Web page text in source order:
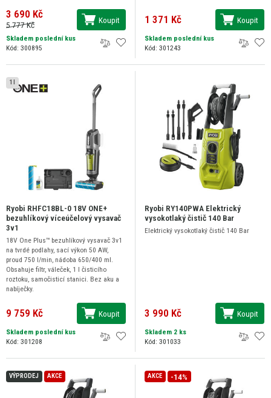
3 690 Kč
5 777 Kč
Koupit
Skladem poslední kus
Kód: 300895
1 371 Kč Koupit
Skladem poslední kus
Kód: 301243
1 l
Ryobi RHFC18BL-0 18V ONE+
bezuhlíkový víceúčelový vysavač
3v1
18V One Plus™ bezuhlíkový vysavač 3v1
na tvrdé podlahy, sací výkon 50 AW,
proud 750 l/min, nádoba 650/400 ml.
Obsahuje filtr, váleček, 1 l čisticího
roztoku, samočisticí stanici. Bez aku a
nabíječky.
9 759 Kč Koupit
Skladem poslední kus
Kód: 301208
Ryobi RY140PWA Elektrický
vysokotlaký čistič 140 Bar
Elektrický vysokotlaký čistič 140 Bar
3 990 Kč Koupit
Skladem 2 ks
Kód: 301033
VÝPRODEJ AKCE AKCE -14%